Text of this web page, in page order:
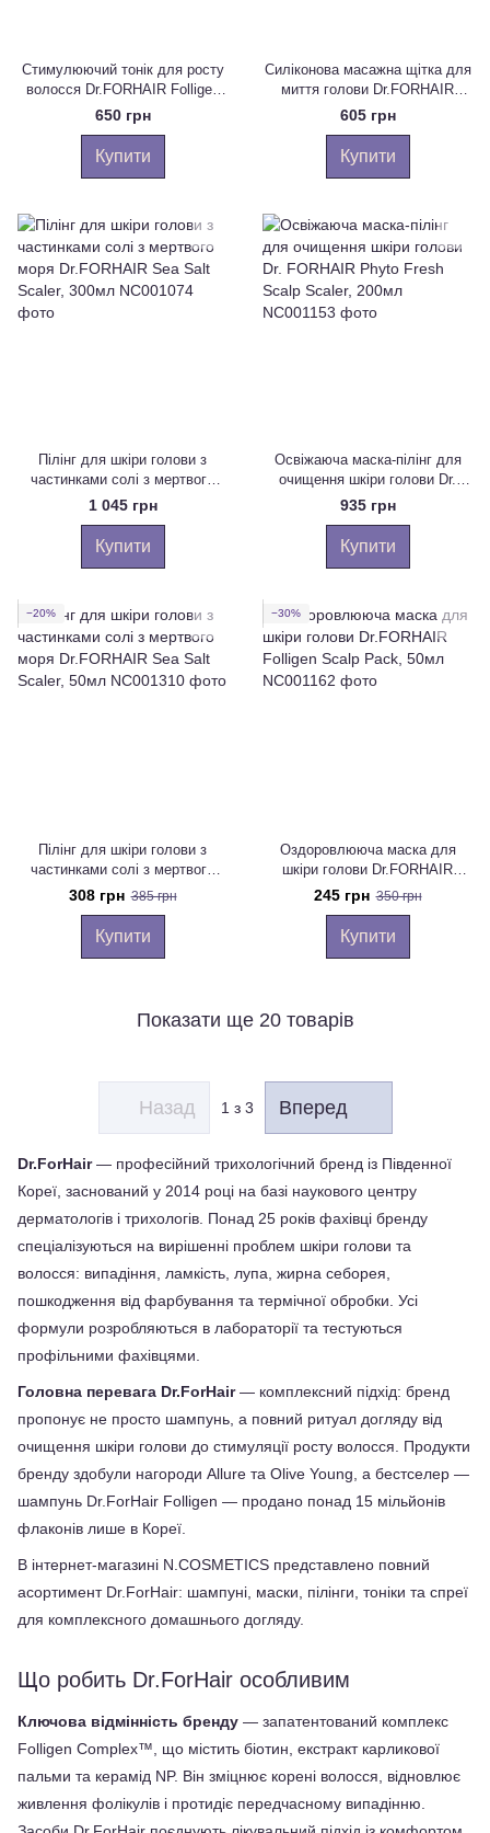
Стимулюючий тонік для росту
волосся Dr.FORHAIR Folligen
Tonic, 120мл
650 грн
Купити
Силіконова масажна щітка для
миття голови Dr.FORHAIR
Cleansing Scalp Brush
605 грн
Купити
Пілінг для шкіри голови з
частинками солі з мертвого
моря Dr.FORHAIR Sea Salt
Scaler, 300мл
1 045 грн
Купити
Освіжаюча маска-пілінг для
очищення шкіри голови Dr.
FORHAIR Phyto Fresh Scalp
Scaler, 200мл
935 грн
Купити
−20%
Пілінг для шкіри голови з
частинками солі з мертвого
моря Dr.FORHAIR Sea Salt
Scaler, 50мл
308 грн 385 грн
Купити
−30%
Оздоровлююча маска для
шкіри голови Dr.FORHAIR
Folligen Scalp Pack, 50мл
245 грн 350 грн
Купити
Показати ще 20 товарів
Назад 1 з 3 Вперед
Dr.ForHair — професійний трихологічний бренд із Південної
Кореї, заснований у 2014 році на базі наукового центру
дерматологів і трихологів. Понад 25 років фахівці бренду
спеціалізуються на вирішенні проблем шкіри голови та
волосся: випадіння, ламкість, лупа, жирна себорея,
пошкодження від фарбування та термічної обробки. Усі
формули розробляються в лабораторії та тестуються
профільними фахівцями.
Головна перевага Dr.ForHair — комплексний підхід: бренд
пропонує не просто шампунь, а повний ритуал догляду від
очищення шкіри голови до стимуляції росту волосся. Продукти
бренду здобули нагороди Allure та Olive Young, а бестселер —
шампунь Dr.ForHair Folligen — продано понад 15 мільйонів
флаконів лише в Кореї.
В інтернет-магазині N.COSMETICS представлено повний
асортимент Dr.ForHair: шампуні, маски, пілінги, тоніки та спреї
для комплексного домашнього догляду.
Що робить Dr.ForHair особливим
Ключова відмінність бренду — запатентований комплекс
Folligen Complex™, що містить біотин, екстракт карликової
пальми та керамід NP. Він зміцнює корені волосся, відновлює
живлення фолікулів і протидіє передчасному випадінню.